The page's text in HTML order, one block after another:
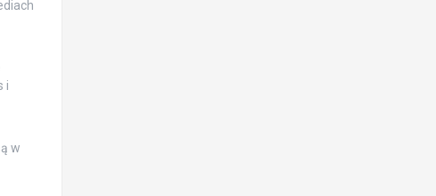
i
w